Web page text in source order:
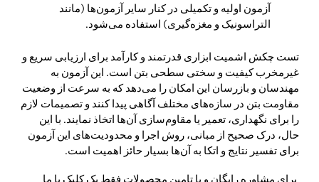
آزمون اولیه و تکمیلی در کنار سایر آزمون‌ها (مانند
التراسونیک و مغزه‌گیری) استفاده می‌شود.
تست چکش اشمیت ابزاری قدرتمند و کارآمد برای ارزیابی سریع و
غیرمخرب کیفیت و سختی سطحی بتن است. این آزمون به
مهندسان و بازرسان این امکان را می‌دهد که به سرعت از وضعیت
مقاومت بتن در سازه‌های مختلف آگاهی پیدا کنند و تصمیمات لازم
را برای نگهداری، تعمیر یا مقاوم‌سازی آن‌ها اتخاذ نمایند. با این
حال، درک صحیح از مبانی، روش اجرا و محدودیت‌های این آزمون
برای تفسیر نتایج و اتکا به آن‌ها بسیار حائز اهمیت است.
برای مشاوره رایگان و یا تامین محصولات فقط یک کلیک با ما